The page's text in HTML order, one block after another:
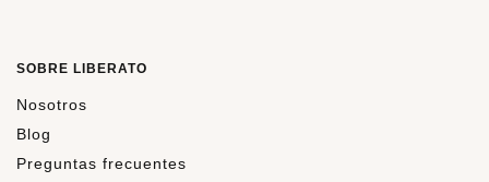
SOBRE LIBERATO
Nosotros
Blog
Preguntas frecuentes